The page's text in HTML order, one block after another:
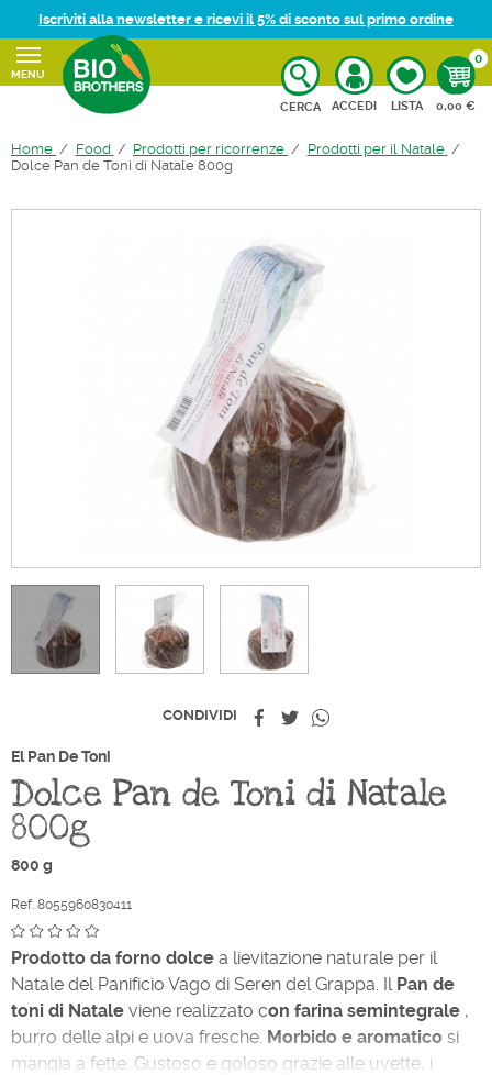
Iscriviti alla newsletter e ricevi il 5% di sconto sul primo ordine
MENU
CERCA ACCEDI LISTA
0
0,00 €
Home Food Prodotti per ricorrenze
Prodotti per il Natale
Dolce Pan de Toni di Natale 800g
CONDIVIDI Condividi
TwittaWhatsapp
El Pan De Toni
Dolce Pan de Toni di Natale
800g
800 g
Ref. 8055960830411
Prodotto da forno dolce a lievitazione naturale per il
Natale del Panificio Vago di Seren del Grappa. Il Pan de
toni di Natale viene realizzato con farina semintegrale ,
burro delle alpi e uova fresche. Morbido e aromatico si
mangia a fette. Gustoso e goloso grazie alle uvette, i